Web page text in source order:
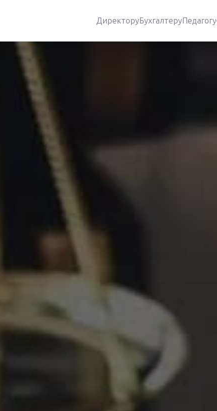
ДиректоруБухгалтеруПедагогу